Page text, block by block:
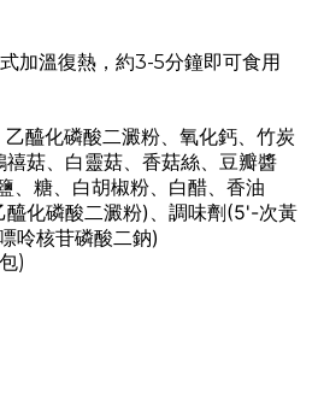
加溫復熱，約3-5分鐘即可食用
乙醯化磷酸二澱粉、氧化鈣、竹炭
菇、白靈菇、香菇絲、豆瓣醬
、糖、白胡椒粉、白醋、香油
醯化磷酸二澱粉)、調味劑(5'-次黃
呤核苷磷酸二鈉)
)